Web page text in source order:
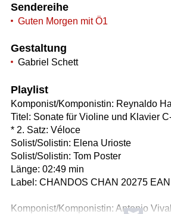
Sendereihe
Guten Morgen mit Ö1
Gestaltung
Gabriel Schett
Playlist
Komponist/Komponistin: Reynaldo
Titel: Sonate für Violine und Klavier
* 2. Satz: Véloce
Solist/Solistin: Elena Urioste
Solist/Solistin: Tom Poster
Länge: 02:49 min
Label: CHANDOS CHAN 20275
Komponist/Komponistin: Antonio